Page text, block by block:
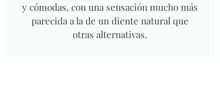
y cómodas, con una sensación mucho más
parecida a la de un diente natural que
otras alternativas.